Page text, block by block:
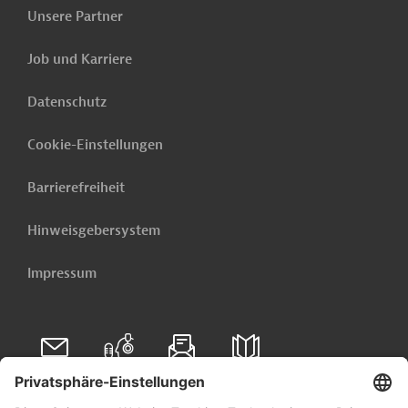
Unsere Partner
Job und Karriere
Datenschutz
Cookie-Einstellungen
Barrierefreiheit
Hinweisgebersystem
Impressum